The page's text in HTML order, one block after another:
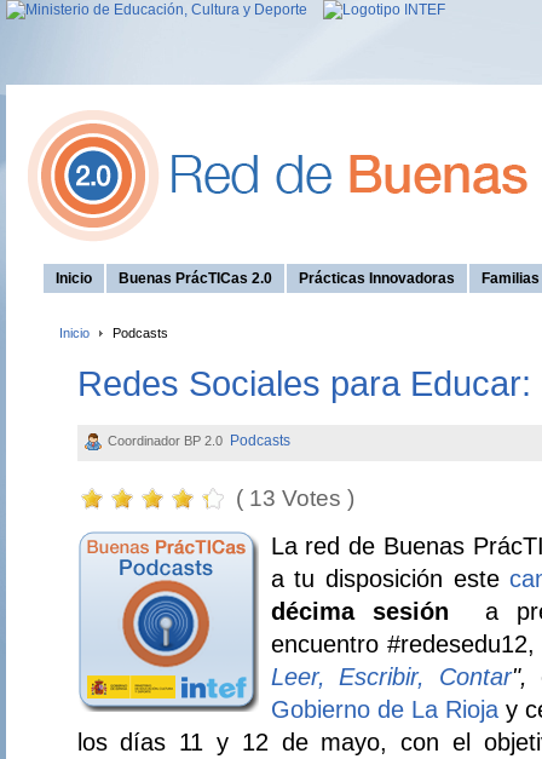
Inicio Buenas PrácTICas 2.0 Prácticas Innovadoras
Inicio Podcasts
Redes Sociales para
Coordinador BP 2.0 Podcasts
( 13 Votes )
La red de Buenas
a tu disposición este
décima sesióna
encuentro #redesedu12,
Leer, Escribir, Contar",
Gobierno de La Rioja y
los días 11 y 12 de mayo, con el